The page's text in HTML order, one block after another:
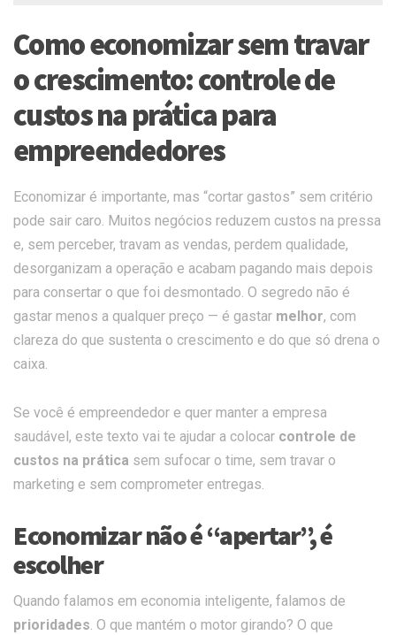
Como economizar sem travar
o crescimento: controle de
custos na prática para
empreendedores
Economizar é importante, mas “cortar gastos” sem critério
pode sair caro. Muitos negócios reduzem custos na pressa
e, sem perceber, travam as vendas, perdem qualidade,
desorganizam a operação e acabam pagando mais depois
para consertar o que foi desmontado. O segredo não é
gastar menos a qualquer preço — é gastar melhor, com
clareza do que sustenta o crescimento e do que só drena o
caixa.
Se você é empreendedor e quer manter a empresa
saudável, este texto vai te ajudar a colocar controle de
custos na prática sem sufocar o time, sem travar o
marketing e sem comprometer entregas.
Economizar não é “apertar”, é
escolher
Quando falamos em economia inteligente, falamos de
prioridades. O que mantém o motor girando? O que